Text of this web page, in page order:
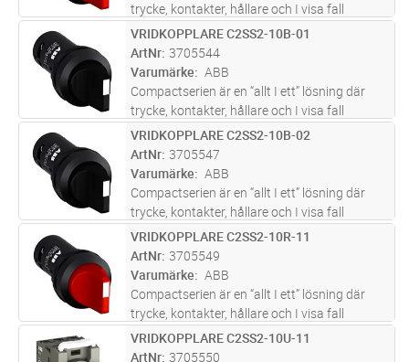
trycke, kontakter, hållare och I visa fall
ljuskälla är inkluderade I en enhet.
Compactserein finns i en mängd olika
produkttyper såsom: tryckknappar, si
mer
ST Lägg i kundvagn
VRIDKOPPLARE C2SS2-10B-01
ArtNr 3705544
Varumärke
ABB
Compactserien är en “allt I ett” lösning där
trycke, kontakter, hållare och I visa fall
ljuskälla är inkluderade I en enhet.
Compactserein finns i en mängd olika
produkttyper såsom: tryckknappar, si
mer
ST Lägg i kundvagn
VRIDKOPPLARE C2SS2-10B-02
ArtNr 3705547
Varumärke
ABB
Compactserien är en “allt I ett” lösning där
trycke, kontakter, hållare och I visa fall
ljuskälla är inkluderade I en enhet.
Compactserein finns i en mängd olika
produkttyper såsom: tryckknappar, si
mer
ST Lägg i kundvagn
VRIDKOPPLARE C2SS2-10R-11
ArtNr 3705549
Varumärke
ABB
Compactserien är en “allt I ett” lösning där
trycke, kontakter, hållare och I visa fall
ljuskälla är inkluderade I en enhet.
Compactserein finns i en mängd olika
ST Lägg i kundvagn
VRIDKOPPLARE C2SS2-10U-11
ArtNr 3705550